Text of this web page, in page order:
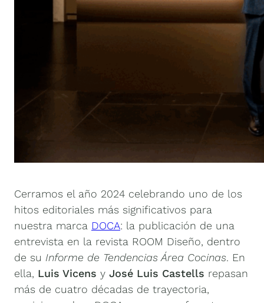
Cerramos el año 2024 celebrando uno de los
hitos editoriales más significativos para
nuestra marca DOCA: la publicación de una
entrevista en la revista ROOM Diseño, dentro
de su Informe de Tendencias Área Cocinas. En
ella, Luis Vicens y José Luis Castells repasan
más de cuatro décadas de trayectoria,